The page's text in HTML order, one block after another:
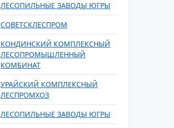
ЛЕСОПИЛЬНЫЕ ЗАВОДЫ ЮГРЫ
СОВЕТСКЛЕСПРОМ
КОНДИНСКИЙ КОМПЛЕКСНЫЙ
ЛЕСОПРОМЫШЛЕННЫЙ
КОМБИНАТ
УРАЙСКИЙ КОМПЛЕКСНЫЙ
ЛЕСПРОМХОЗ
ЛЕСОПИЛЬНЫЕ ЗАВОДЫ ЮГРЫ